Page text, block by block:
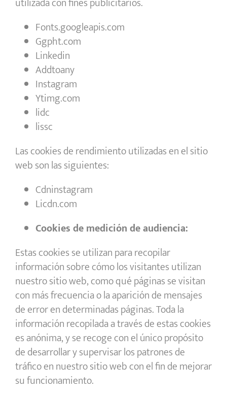
Fonts.googleapis.com
Ggpht.com
Linkedin
Addtoany
Instagram
Ytimg.com
lidc
lissc
Las cookies de rendimiento utilizadas en el sitio
web son las siguientes:
Cdninstagram
Licdn.com
Cookies de medición de audiencia:
Estas cookies se utilizan para recopilar
información sobre cómo los visitantes utilizan
nuestro sitio web, como qué páginas se visitan
con más frecuencia o la aparición de mensajes
de error en determinadas páginas. Toda la
información recopilada a través de estas cookies
es anónima, y se recoge con el único propósito
de desarrollar y supervisar los patrones de
tráfico en nuestro sitio web con el fin de mejorar
su funcionamiento.